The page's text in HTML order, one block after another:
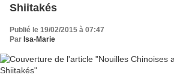
Shiitakés
Publié le 19/02/2015 à 07:47
Par Isa-Marie